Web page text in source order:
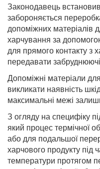
Законодавець
забороняється
допоміжних матеріалів
харчування за
для прямого контакту з
передавати
Допоміжні матеріали
викликати наявність
максимальні межі
З огляду на специфіку
який процес термічної
або для подальшої
харчового продукту під
температури протягом